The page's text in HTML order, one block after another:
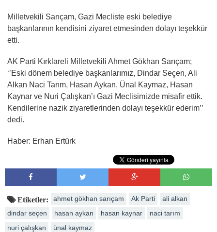
Milletvekili Sarıçam, Gazi Mecliste eski belediye
başkanlarının kendisini ziyaret etmesinden dolayı teşekkür
etti.
AK Parti Kırklareli Milletvekili Ahmet Gökhan Sarıçam;
‘’Eski dönem belediye başkanlarımız, Dindar Seçen, Ali
Alkan Naci Tarım, Hasan Aykan, Ünal Kaymaz, Hasan
Kaynar ve Nuri Çalışkan’ı Gazi Meclisimizde misafir ettik.
Kendilerine nazik ziyaretlerinden dolayı teşekkür ederim’’
dedi.
Haber: Erhan Ertürk
Etiketler: ahmet gökhan sarıçam Ak Parti
ali alkan
dindar seçen
hasan aykan hasan kaynar
naci tarım
nuri çalışkan
ünal kaymaz